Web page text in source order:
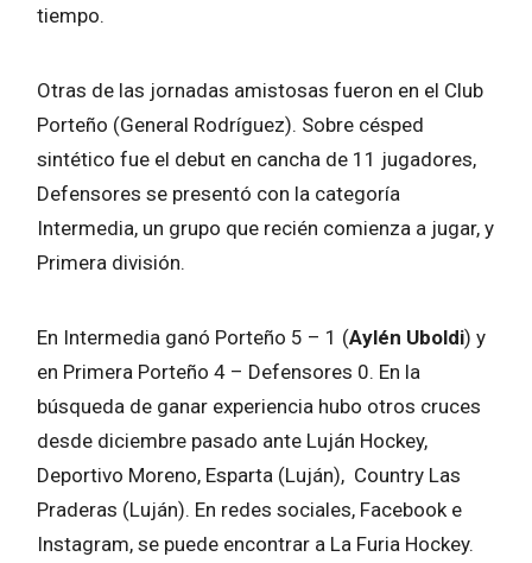
tiempo.
Otras de las jornadas amistosas fueron en el Club
Porteño (General Rodríguez). Sobre césped
sintético fue el debut en cancha de 11 jugadores,
Defensores se presentó con la categoría
Intermedia, un grupo que recién comienza a jugar, y
Primera división.
En Intermedia ganó Porteño 5 – 1 (Aylén Uboldi) y
en Primera Porteño 4 – Defensores 0. En la
búsqueda de ganar experiencia hubo otros cruces
desde diciembre pasado ante Luján Hockey,
Deportivo Moreno, Esparta (Luján), Country Las
Praderas (Luján). En redes sociales, Facebook e
Instagram, se puede encontrar a La Furia Hockey.